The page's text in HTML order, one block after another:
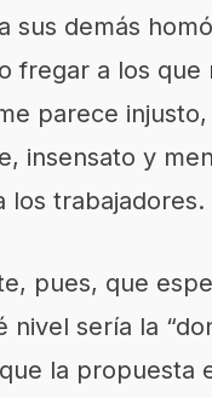
sus demás
fregar a los que
parece injusto,
insensato y
los trabajadores.
pues, que
nivel sería la
la propuesta